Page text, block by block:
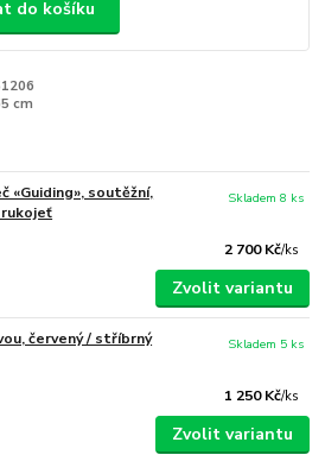
do košíku
cm
«Guiding», soutěžní,
rukojeť
2 700 Kč/ks
Skladem 8 ks
Zvolit variantu
červený / stříbrný
1 250 Kč/ks
Skladem 5 ks
Zvolit variantu